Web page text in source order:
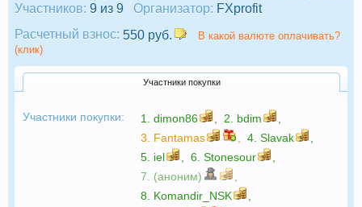
Участников: 9 из 9 Организатор: FXprofit
Расчетный взнос: 550 руб.
В какой валюте оплачивать?
(клик)
Участники покупки
Участники покупки: 1. dimon86 2. bdim
3. Fantamas 4. Slavak
5. iel 6. Stonesour
7. (аноним)
8. Komandir_NSK